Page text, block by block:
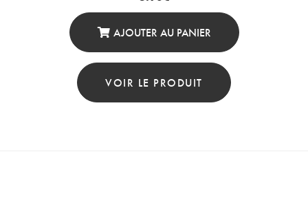
AJOUTER AU PANIER
VOIR LE PRODUIT